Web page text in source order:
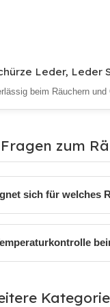
Leder, Leder
beim Räuchern und
zum
sich für welches